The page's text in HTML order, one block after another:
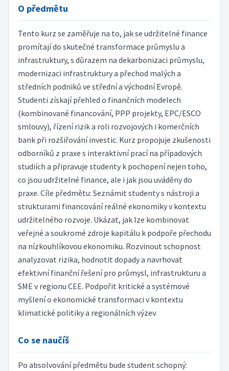
O předmětu
Tento kurz se zaměřuje na to, jak se udržitelné finance
promítají do skutečné transformace průmyslu a
infrastruktury, s důrazem na dekarbonizaci průmyslu,
modernizaci infrastruktury a přechod malých a
středních podniků ve střední a východní Evropě.
Studenti získají přehled o finančních modelech
(kombinované financování, PPP projekty, EPC/ESCO
smlouvy), řízení rizik a roli rozvojových i komerčních
bank při rozšiřování investic. Kurz propojuje zkušenosti
odborníků z praxe s interaktivní prací na případových
studiích a připravuje studenty k pochopení nejen toho,
co jsou udržitelné finance, ale i jak jsou uváděny do
praxe. Cíle předmětu: Seznámit studenty s nástroji a
strukturami financování reálné ekonomiky v kontextu
udržitelného rozvoje. Ukázat, jak lze kombinovat
veřejné a soukromé zdroje kapitálu k podpoře přechodu
na nízkouhlíkovou ekonomiku. Rozvinout schopnost
analyzovat rizika, hodnotit dopady a navrhovat
efektivní finanční řešení pro průmysl, infrastrukturu a
SME v regionu CEE. Podpořit kritické a systémové
myšlení o ekonomické transformaci v kontextu
klimatické politiky a regionálních výzev.
Co se naučíš
Po absolvování předmětu bude student schopný: